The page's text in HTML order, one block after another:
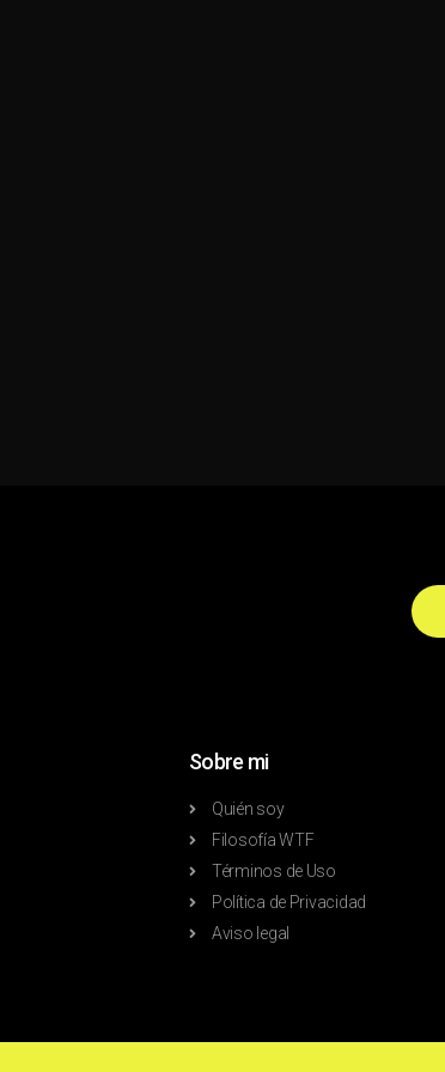
Sobre mi
Quién soy
Filosofía WTF
Términos de Uso
Política de Privacidad
Aviso legal